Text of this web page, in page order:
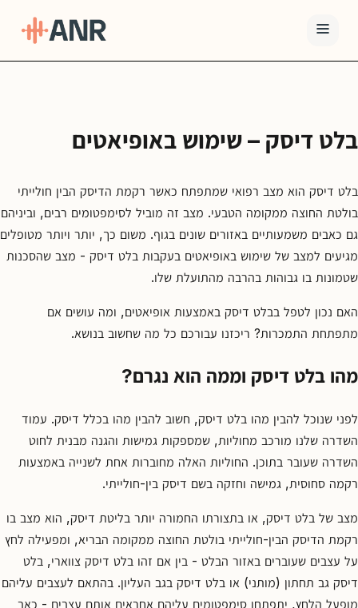
ה-
סמים
ואופיאטים
למה
ANR
בלוג
צור
פגישת
ייעוץ
בלט דיסק – שימוש באופיאטים
בלט דיסק הוא מצב רפואי שמתפתח כאשר רקמת הדיסק הבין חולייתי
בולטת החוצה ממקומה הטבעי. מצב זה מוביל לסימפטומים רבים, וביניהם
גם כאבים משמעותיים באזורים שונים בגוף. משום כך, יותר ויותר מטופלים
מגיעים למצב של שימוש באופיאטים בעקבות בלט דיסק - מצב שהסכנות
שטמונות בו גבוהות בהרבה מהתועלת שלו.
האם נכון לטפל בבלט דיסק באמצעות אופיאטים, ומה עושים אם
מתפתחת התמכרות? ריכזנו עבורכם כל מה שחשוב בנושא.
מהו בלט דיסק וממה הוא נגרם?
לפני שנוכל להבין מהו בלט דיסק, חשוב להבין מהו בכלל דיסק. עמוד
השדרה שלנו מורכב מחוליות, שמספקות גמישות והגנה מבנית לחוט
השדרה שעובר בתוכן. החוליות האלה מחוברות אחת לשנייה באמצעות
רקמה סחוסית, גמישה וחזקה בשם דיסק בין-חולייתי.
מצב של בלט דיסק, או בתצורתו החמורה יותר בליטת דיסק, הוא מצב בו
רקמת הדיסק הבין-חולייתי בולטת החוצה ממקומה הבריא, ומפעילה לחץ
על עצבים שעוברים באזור הבלט - בין אם זהו בלט דיסק צווארי, בלט
דיסק גב תחתון (מותני) או בלט דיסק בגב העליון. בהתאם לעצבים עליהם
מופעל הלחץ, יתפתחו סימפטומים עליהם אחראים אותם עצבים - כאב